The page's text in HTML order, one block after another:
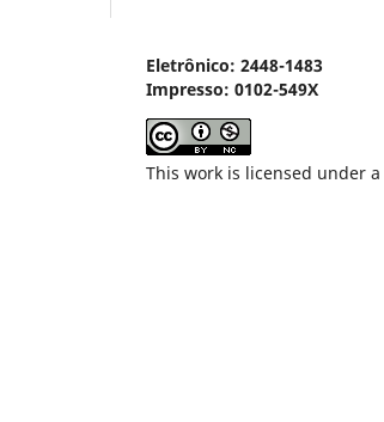
Eletrônico: 2448-1483
Impresso: 0102-549X
This work is licensed under a